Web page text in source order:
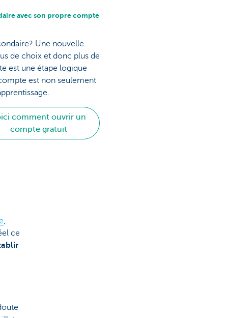
avec son propre compte
Une nouvelle
de choix et donc plus de
est une étape logique
est non seulement
comment ouvrir un
compte gratuit
,
ce